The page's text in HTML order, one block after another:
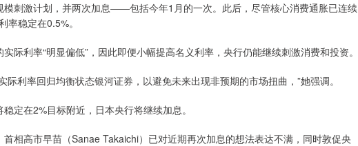
刺激计划，并两次加息——包括今年1月的一次。此后，尽管核心消费通胀已连续
率稳定在0.5%。
利率“明显偏低”，因此即便小幅提高名义利率，央行仍能继续刺激消费和投资。
利率回归均衡状态银河证券，以避免未来出现非预期的市场扭曲，”她强调。
在2%目标附近，日本央行将继续加息。
高市早苗（Sanae Takaichi）已对近期再次加息的想法表达不满，同时敦促央